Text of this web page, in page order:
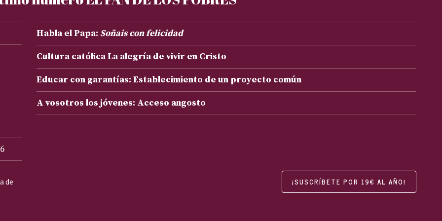
Habla el Papa: Soñais con felicidad
Cultura católica La alegría de vivir en Cristo
Educar con garantías: Establecimiento de un proyecto común
A vosotros los jóvenes: Acceso angosto
de ¡SUSCRÍBETE POR 19€ AL AÑO!